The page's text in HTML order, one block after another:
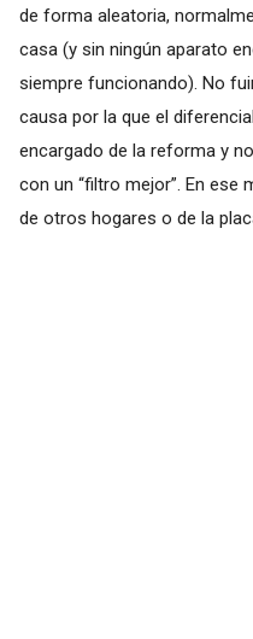
de forma aleatoria,
casa (y sin ningún aparato
siempre funcionando). No
causa por la que el
encargado de la reforma y
con un “filtro mejor”. En ese
de otros hogares o de la